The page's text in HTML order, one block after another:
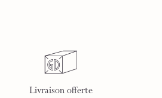
Livraison offerte